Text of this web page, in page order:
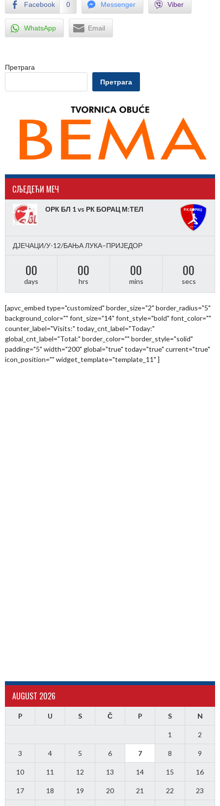
Facebook 0 Messenger Viber
WhatsApp Email
Претрага
Претрага
CЉЕДЕЋИ МЕЧ
ОРК БЛ 1 vs РК БОРАЦ М:ТЕЛ
ДЈЕЧАЦИ/У-12/БАЊА ЛУКА–ПРИЈЕДОР
00
days
00
hrs
00
mins
00
secs
[apvc_embed type="customized" border_size="2" border_radius="5"
background_color="" font_size="14" font_style="bold" font_color=""
counter_label="Visits:" today_cnt_label="Today:"
global_cnt_label="Total:" border_color="" border_style="solid"
padding="5" width="200" global="true" today="true" current="true"
icon_position="" widget_template="template_11" ]
AUGUST 2026
P U S Č P S N
1 2
3 4 5 6 7 8 9
10 11 12 13 14 15 16
17 18 19 20 21 22 23